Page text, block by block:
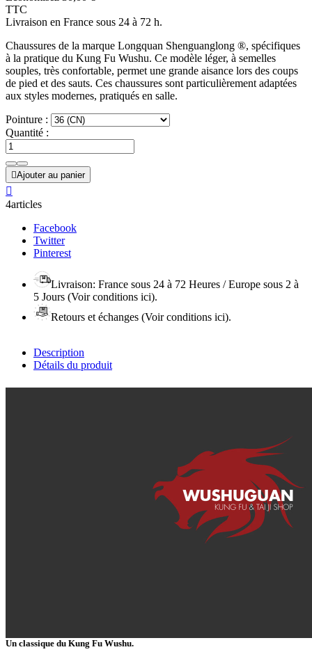
TTC
Livraison en France sous 24 à 72 h.
Chaussures de la marque Longquan Shenguanglong ®, spécifiques
à la pratique du Kung Fu Wushu. Ce modèle léger, à semelles
souples, très confortable, permet une grande aisance lors des coups
de pied et des sauts. Ces chaussures sont particulièrement adaptées
aux styles modernes, pratiqués en salle.
Pointure :
Quantité :
Ajouter au panier

4articles
Facebook
Twitter
Pinterest
Livraison: France sous 24 à 72 Heures / Europe sous 2 à
5 Jours (Voir conditions ici).
Retours et échanges (Voir conditions ici).
Description
Détails du produit
Un classique du Kung Fu Wushu.